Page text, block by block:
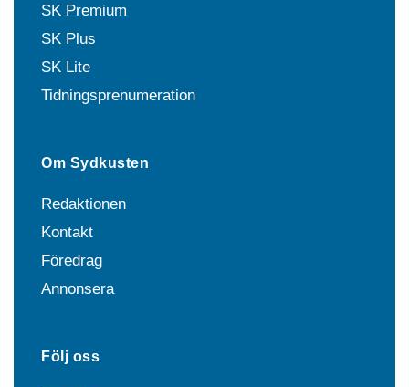
SK Premium
SK Plus
SK Lite
Tidningsprenumeration
Om Sydkusten
Redaktionen
Kontakt
Föredrag
Annonsera
Följ oss